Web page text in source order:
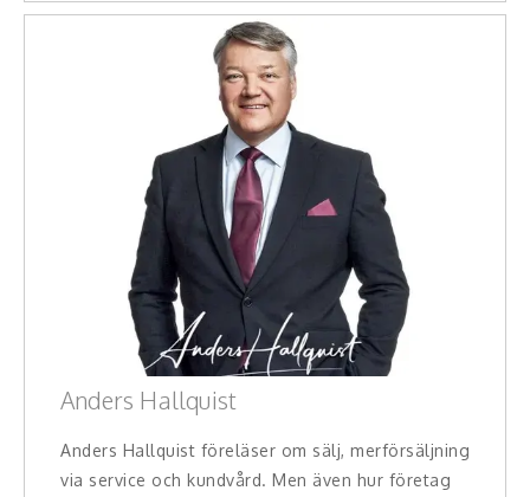
Idrottare och äventyrare
Kända musiker
Skådespelare
Anders Hallquist
Anders Hallquist föreläser om sälj, merförsäljning
via service och kundvård. Men även hur företag